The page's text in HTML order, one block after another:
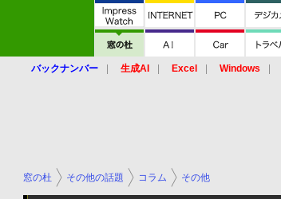
バックナンバー 生成AI Excel Windows
窓の杜 その他の話題 コラム その他